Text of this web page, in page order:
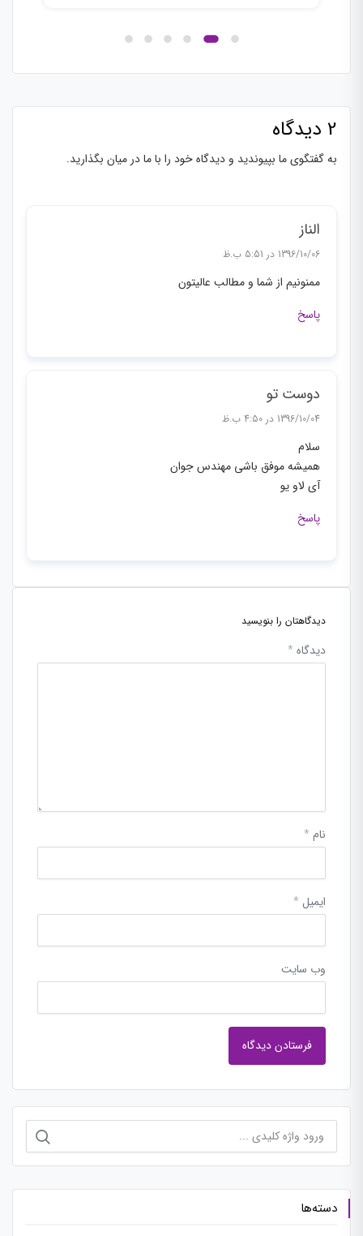
2 دیدگاه
به گفتگوی ما بپیوندید و دیدگاه خود را با ما در میان بگذارید.
الناز
1396/10/06 در 5:51 ب.ظ
ممنونیم از شما و مطالب عالیتون
پاسخ
دوست تو
1396/10/04 در 4:50 ب.ظ
سلام
همیشه موفق باشی مهندس جوان
آی لاو یو
پاسخ
دیدگاهتان را بنویسید
دیدگاه *
نام *
ایمیل *
وب‌ سایت
برای:
دسته‌ها